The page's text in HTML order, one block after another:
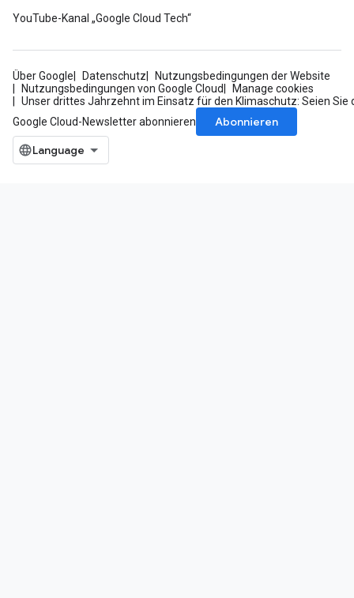
YouTube-Kanal „Google Cloud Tech“
Über Google Datenschutz
Nutzungsbedingungen der Website
Nutzungsbedingungen von Google Cloud
Manage cookies
Unser drittes Jahrzehnt im Einsatz für den Klimaschutz: Seien Sie
Google Cloud-Newsletter abonnieren
Abonnieren